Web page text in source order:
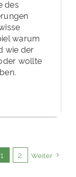
des
warum
wie der
wollte
1 2 Weiter